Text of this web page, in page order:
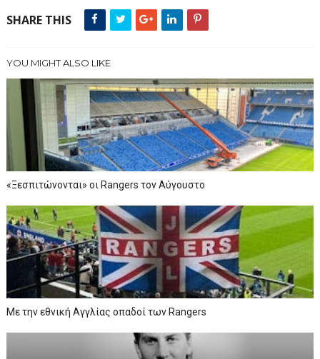
SHARE THIS
YOU MIGHT ALSO LIKE
«Ξεσπιτώνονται» οι Rangers τον Αύγουστο
Με την εθνική Αγγλίας οπαδοί των Rangers